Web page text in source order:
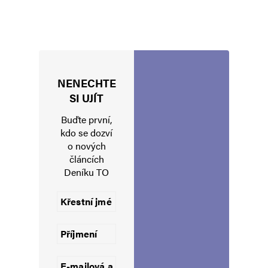
NENECHTE
SI UJÍT
Buďte první,
kdo se dozví
o nových
článcích
Deníku TO